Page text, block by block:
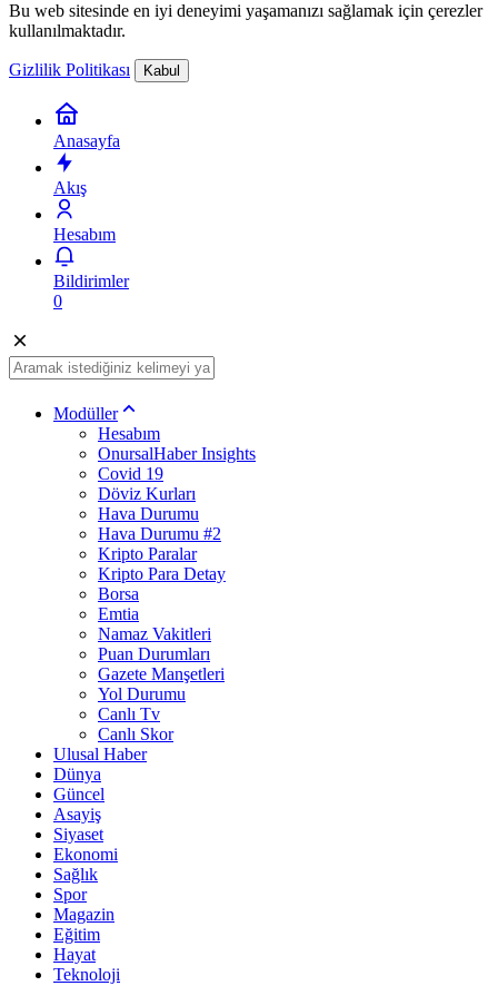
Bu web sitesinde en iyi deneyimi yaşamanızı sağlamak için çerezler
kullanılmaktadır.
Gizlilik Politikası Kabul
Anasayfa
Akış
Hesabım
Bildirimler
0
Modüller
Hesabım
OnursalHaber Insights
Covid 19
Döviz Kurları
Hava Durumu
Hava Durumu #2
Kripto Paralar
Kripto Para Detay
Borsa
Emtia
Namaz Vakitleri
Puan Durumları
Gazete Manşetleri
Yol Durumu
Canlı Tv
Canlı Skor
Ulusal Haber
Dünya
Güncel
Asayiş
Siyaset
Ekonomi
Sağlık
Spor
Magazin
Eğitim
Hayat
Teknoloji